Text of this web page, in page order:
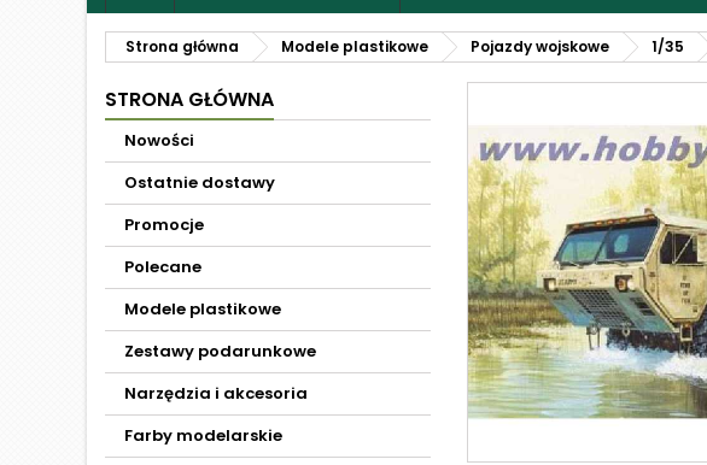
Strona główna Modele plastikowe Pojazdy wojskowe 1/35
STRONA GŁÓWNA
Nowości
Ostatnie dostawy
Promocje
Polecane
Modele plastikowe
Zestawy podarunkowe
Narzędzia i akcesoria
Farby modelarskie